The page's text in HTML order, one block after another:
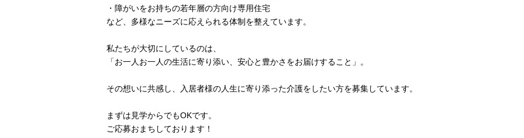
・障がいをお持ちの若年層の方向け専用住宅
など、多様なニーズに応えられる体制を整えています。
私たちが大切にしているのは、
「お一人お一人の生活に寄り添い、安心と豊かさをお届けすること」。
その想いに共感し、入居者様の人生に寄り添った介護をしたい方を募集しています。
まずは見学からでもOKです。
ご応募おまちしております！